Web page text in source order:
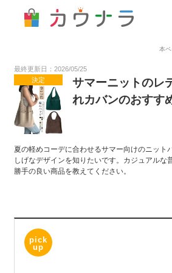
本
最終更新日：2026/05/25
決定
サマーニットのレ
れカバンのおすす
夏の軽めコーデに合わせるサマー向けのニッ
しげなデザインを知りたいです。カジュアル
勝手の良い商品を教えてください。
pick
up